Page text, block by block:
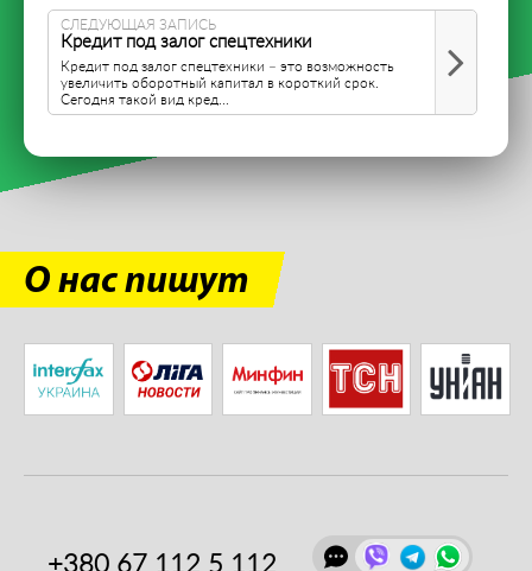
СЛЕДУЮЩАЯ ЗАПИСЬ
Кредит под залог спецтехники
Кредит под залог спецтехники – это возможность
увеличить оборотный капитал в короткий срок.
Сегодня такой вид кред...
О нас пишут
+380 67 112 5 112